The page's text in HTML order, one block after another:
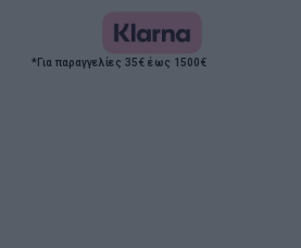
*Για παραγγελίες 35€ έως 1500€